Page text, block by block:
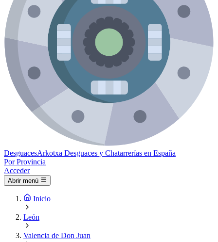
DesguacesArkotxa Desguaces y Chatarrerías en España
Por Provincia
Acceder
Abrir menú
Inicio
León
Valencia de Don Juan